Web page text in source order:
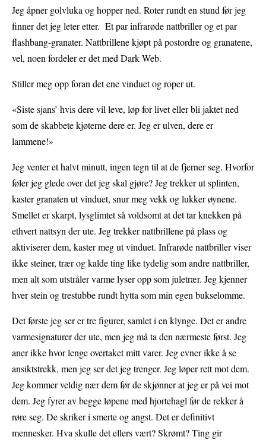
Jeg åpner golvluka og hopper ned. Roter rundt en stund før jeg
finner det jeg leter etter. Et par infrarøde nattbriller og et par
flashbang-granater. Nattbrillene kjøpt på postordre og granatene,
vel, noen fordeler er det med Dark Web.
Stiller meg opp foran det ene vinduet og roper ut.
«Siste sjans’ hvis dere vil leve, løp for livet eller bli jaktet ned
som de skabbete kjøterne dere er. Jeg er ulven, dere er
lammene!»
Jeg venter et halvt minutt, ingen tegn til at de fjerner seg. Hvorfor
føler jeg glede over det jeg skal gjøre? Jeg trekker ut splinten,
kaster granaten ut vinduet, snur meg vekk og lukker øynene.
Smellet er skarpt, lysglimtet så voldsomt at det tar knekken på
ethvert nattsyn der ute. Jeg trekker nattbrillene på plass og
aktiviserer dem, kaster meg ut vinduet. Infrarøde nattbriller viser
ikke steiner, trær og kalde ting like tydelig som andre nattbriller,
men alt som utstråler varme lyser opp som juletrær. Jeg kjenner
hver stein og trestubbe rundt hytta som min egen bukselomme.
Det første jeg ser er tre figurer, samlet i en klynge. Det er andre
varmesignaturer der ute, men jeg må ta den nærmeste først. Jeg
aner ikke hvor lenge overtaket mitt varer. Jeg evner ikke å se
ansiktstrekk, men jeg ser det jeg trenger. Jeg løper rett mot dem.
Jeg kommer veldig nær dem før de skjønner at jeg er på vei mot
dem. Jeg fyrer av begge løpene med hjortehagl før de rekker å
røre seg. De skriker i smerte og angst. Det er definitivt
mennesker. Hva skulle det ellers vært? Skrømt? Ting gir